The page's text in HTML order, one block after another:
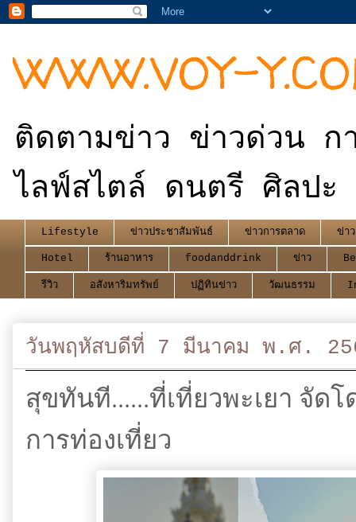
WWW.VOY-
ติดตามข่าว ข่าวด่วน ก
ไลฟ์สไตล์ ดนตรี ศิลปะ
Lifestyle ข่าวประชาสัมพันธ์ ข่าวการตลาด ข่า
Hotel ร้านอาหาร foodanddrink ข่าว
รีวิว อสังหาริมทรัพย์ ปฏิทินข่าว วัฒนธรรม
วันพฤหัสบดีที่ 7 มีนาคม พ.ศ.
สุขทันที......ที่เที่ยวพะเยา จัด
การท่องเที่ยว